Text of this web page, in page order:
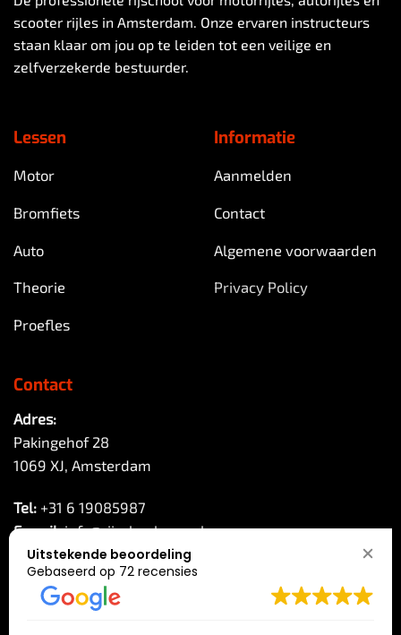
scooter rijles in Amsterdam. Onze ervaren instructeurs
staan klaar om jou op te leiden tot een veilige en
zelfverzekerde bestuurder.
Lessen
Motor
Bromfiets
Auto
Theorie
Proefles
Informatie
Aanmelden
Contact
Algemene voorwaarden
Privacy Policy
Contact
Adres:
Pakingehof 28
1069 XJ, Amsterdam
Tel: +31 6 19085987
E-mail:info@rijschoolreco.nl
KVK:68256310
Uitstekende beoordeling
Gebaseerd op 72 recensies